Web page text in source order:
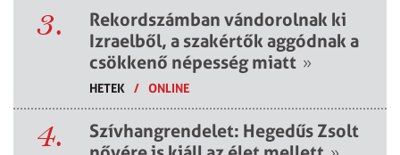
3.
Rekordszámban vándorolnak ki
Izraelből, a szakértők aggódnak a
csökkenő népesség miatt »
HETEK / ONLINE
4.
Szívhangrendelet: Hegedűs Zsolt